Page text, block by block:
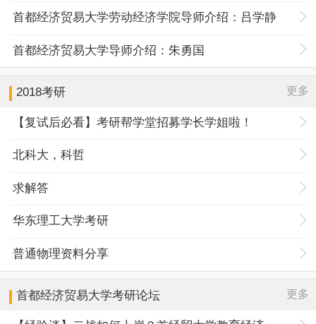
首都经济贸易大学劳动经济学院导师介绍：吕学静
首都经济贸易大学导师介绍：朱勇国
2018考研 更多
【复试后必看】考研帮学堂招募学长学姐啦！
北科大，科哲
求解答
华东理工大学考研
普通物理资料分享
首都经济贸易大学考研论坛 更多